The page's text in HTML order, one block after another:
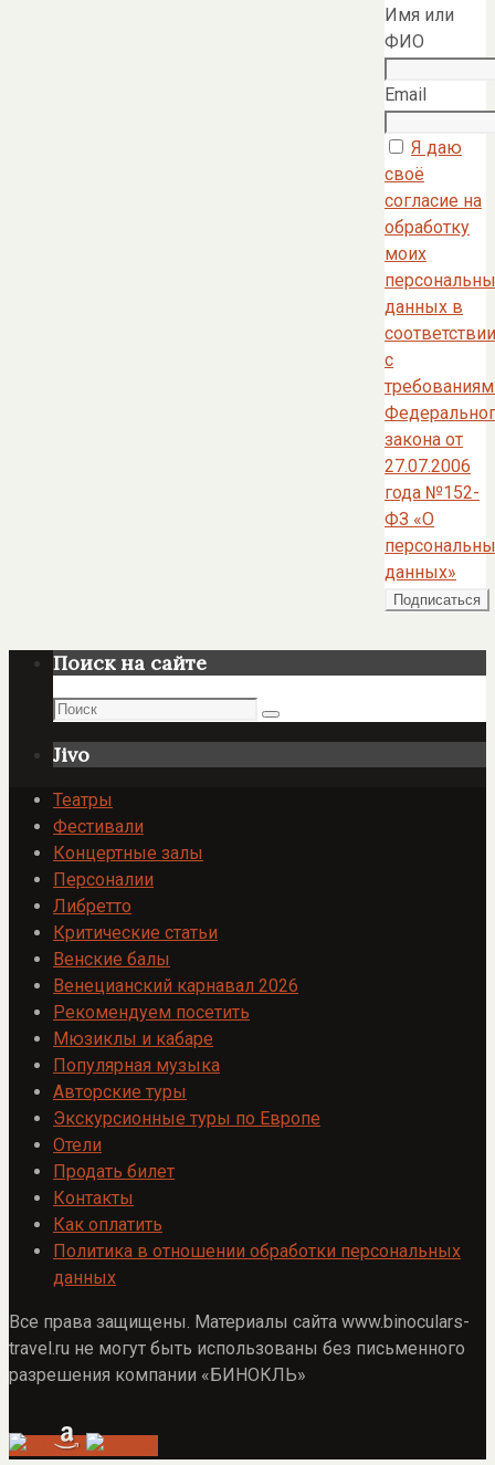
Имя или
ФИО
Email
Я даю
своё
согласие на
обработку
моих
данных в
соответствии
с
закона от
27.07.2006
года №152-
ФЗ «О
данных»
Поиск на сайте
Поиск
Поиск
Jivo
Театры
Фестивали
Концертные залы
Персоналии
Либретто
Критические статьи
Венские балы
Венецианский карнавал 2026
Рекомендуем посетить
Мюзиклы и кабаре
Популярная музыка
Авторские туры
Экскурсионные туры по Европе
Отели
Продать билет
Контакты
Как оплатить
Политика в отношении обработки персональных
данных
Все права защищены. Материалы сайта www.binoculars-
travel.ru не могут быть использованы без письменного
разрешения компании «БИНОКЛЬ»